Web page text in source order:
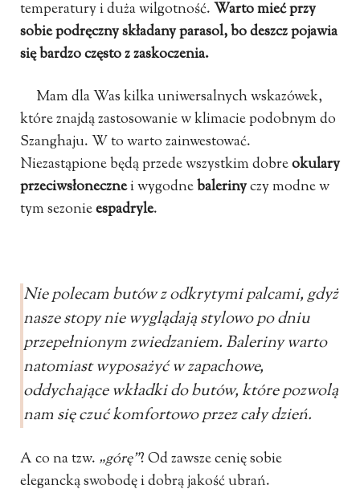
temperatury i duża wilgotność.Warto mieć przy
sobie podręczny składany parasol, bo deszcz pojawia
się bardzo często z zaskoczenia.
Mam dla Was kilka uniwersalnych wskazówek,
które znajdą zastosowanie w klimacie podobnym do
Szanghaju. W to warto zainwestować.
Niezastąpione będą przede wszystkim dobreokulary
przeciwsłonecznei wygodnebalerinyczy modne w
tym sezonieespadryle.
Nie polecam butów z odkrytymi palcami, gdyż
nasze stopy nie wyglądają stylowo po dniu
przepełnionym zwiedzaniem. Baleriny warto
natomiast wyposażyć w zapachowe,
oddychające wkładki do butów, które pozwolą
nam się czuć komfortowo przez cały dzień.
A co na tzw. „górę”? Od zawsze cenię sobie
elegancką swobodę i dobrą jakość ubrań.